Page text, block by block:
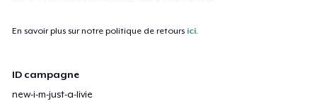
En savoir plus sur notre politique de retours ici
ID campagne
new-i-m-just-a-livie